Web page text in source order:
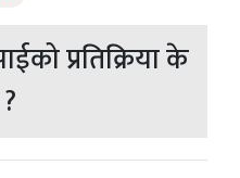
प्रतिक्रिया के